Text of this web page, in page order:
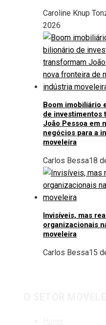
Caroline Knup
2026
Boom imobiliário
de investimentos
João Pessoa em
negócios para a
moveleira
Carlos Bessa18
Invisíveis, mas
organizacionais
moveleira
Carlos Bessa15